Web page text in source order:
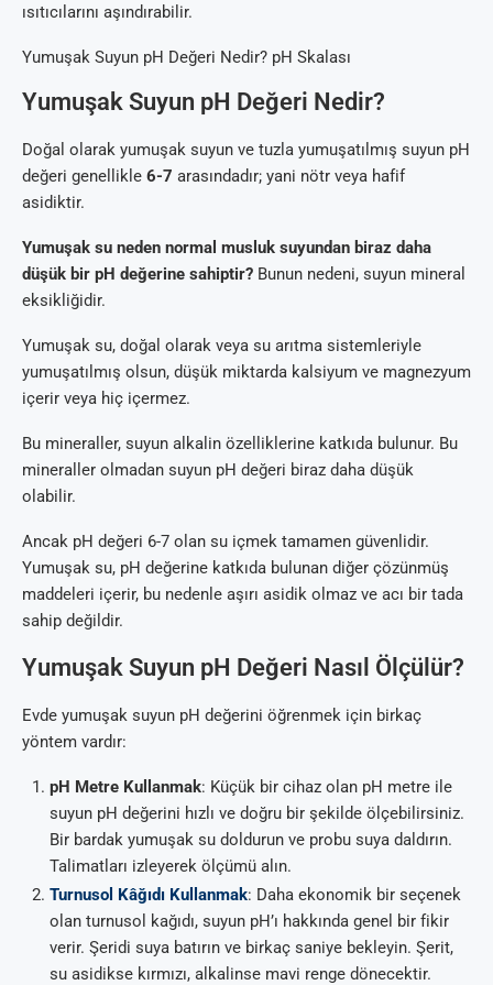
ısıtıcılarını aşındırabilir.
Yumuşak Suyun pH Değeri Nedir? pH Skalası
Yumuşak Suyun pH Değeri Nedir?
Doğal olarak yumuşak suyun ve tuzla yumuşatılmış suyun pH
değeri genellikle 6-7 arasındadır; yani nötr veya hafif
asidiktir.
Yumuşak su neden normal musluk suyundan biraz daha
düşük bir pH değerine sahiptir? Bunun nedeni, suyun mineral
eksikliğidir.
Yumuşak su, doğal olarak veya su arıtma sistemleriyle
yumuşatılmış olsun, düşük miktarda kalsiyum ve magnezyum
içerir veya hiç içermez.
Bu mineraller, suyun alkalin özelliklerine katkıda bulunur. Bu
mineraller olmadan suyun pH değeri biraz daha düşük
olabilir.
Ancak pH değeri 6-7 olan su içmek tamamen güvenlidir.
Yumuşak su, pH değerine katkıda bulunan diğer çözünmüş
maddeleri içerir, bu nedenle aşırı asidik olmaz ve acı bir tada
sahip değildir.
Yumuşak Suyun pH Değeri Nasıl Ölçülür?
Evde yumuşak suyun pH değerini öğrenmek için birkaç
yöntem vardır:
pH Metre Kullanmak: Küçük bir cihaz olan pH metre ile
suyun pH değerini hızlı ve doğru bir şekilde ölçebilirsiniz.
Bir bardak yumuşak su doldurun ve probu suya daldırın.
Talimatları izleyerek ölçümü alın.
Turnusol Kâğıdı Kullanmak: Daha ekonomik bir seçenek
olan turnusol kağıdı, suyun pH’ı hakkında genel bir fikir
verir. Şeridi suya batırın ve birkaç saniye bekleyin. Şerit,
su asidikse kırmızı, alkalinse mavi renge dönecektir.